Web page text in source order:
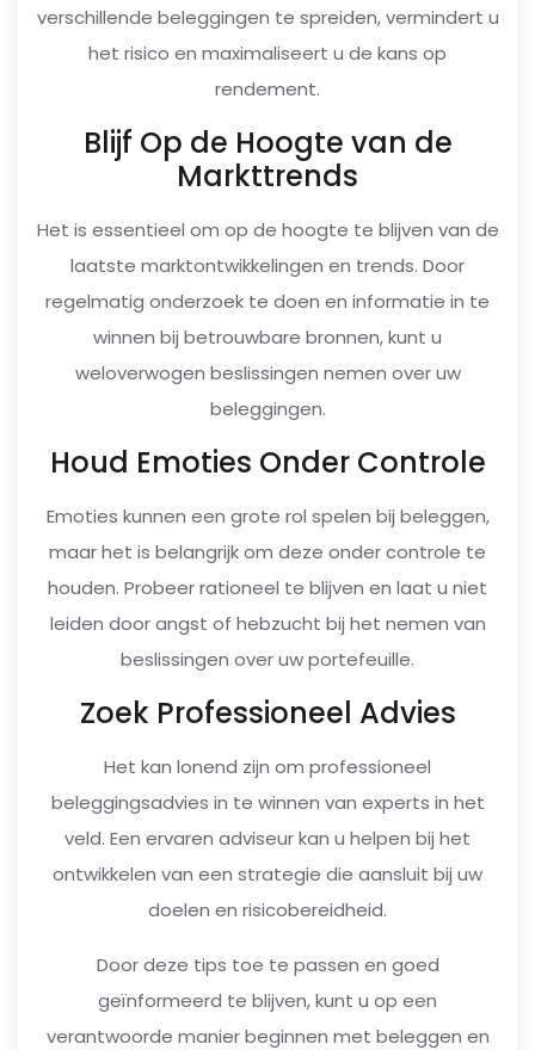
verschillende beleggingen te spreiden, vermindert u
het risico en maximaliseert u de kans op
rendement.
Blijf Op de Hoogte van de
Markttrends
Het is essentieel om op de hoogte te blijven van de
laatste marktontwikkelingen en trends. Door
regelmatig onderzoek te doen en informatie in te
winnen bij betrouwbare bronnen, kunt u
weloverwogen beslissingen nemen over uw
beleggingen.
Houd Emoties Onder Controle
Emoties kunnen een grote rol spelen bij beleggen,
maar het is belangrijk om deze onder controle te
houden. Probeer rationeel te blijven en laat u niet
leiden door angst of hebzucht bij het nemen van
beslissingen over uw portefeuille.
Zoek Professioneel Advies
Het kan lonend zijn om professioneel
beleggingsadvies in te winnen van experts in het
veld. Een ervaren adviseur kan u helpen bij het
ontwikkelen van een strategie die aansluit bij uw
doelen en risicobereidheid.
Door deze tips toe te passen en goed
geïnformeerd te blijven, kunt u op een
verantwoorde manier beginnen met beleggen en